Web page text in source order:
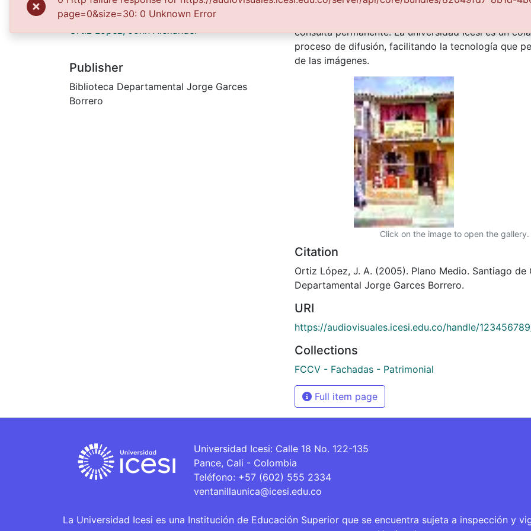
Authors
Publisher
Biblioteca Departamental Jorge Garces
Borrero
comunidad Vallecaucana, especialmente entre los
consulta permanente. La universidad Icesi es un
proceso de difusión, facilitando la tecnología que
de las imágenes.
Click on the image to open the gallery.
Citation
Ortiz López, J. A. (2005). Plano Medio. Santiago de
Departamental Jorge Garces Borrero.
URI
https://audiovisuales.icesi.edu.co/handle/
Collections
FCCV - Fachadas - Patrimonial
Full item page
Universidad Icesi: Calle 18 No. 122-135
Pance, Cali - Colombia
Teléfono: +57 (602) 555 2334
ventanillaunica@icesi.edu.co
La Universidad Icesi es una Institución de Educación Superior que se encuentra sujeta a inspección y
page=0&size=30: 0 Unknown Error